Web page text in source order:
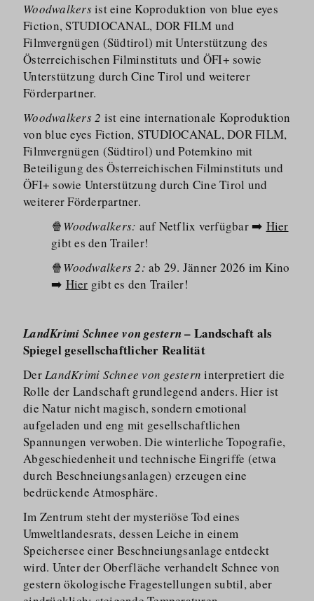
Woodwalkersist eine Koproduktion von blue eyes
Fiction, STUDIOCANAL, DOR FILM und
Filmvergnügen (Südtirol) mit Unterstützung des
Österreichischen Filminstituts und ÖFI+ sowie
Unterstützung durch Cine Tirol und weiterer
Förderpartner.
Woodwalkers 2 ist eine internationale Koproduktion
von blue eyes Fiction, STUDIOCANAL, DOR FILM,
Filmvergnügen (Südtirol) und Potemkino mit
Beteiligung des Österreichischen Filminstituts und
ÖFI+ sowie Unterstützung durch Cine Tirol und
weiterer Förderpartner.
🍿Woodwalkers: auf Netflix verfügbar ➡️ Hier
gibt es den Trailer!
🍿Woodwalkers 2: ab 29. Jänner 2026 im Kino
➡️ Hier gibt es den Trailer!
LandKrimi Schnee von gestern – Landschaft als
Spiegel gesellschaftlicher Realität
DerLandKrimi Schnee von gestern interpretiert die
Rolle der Landschaft grundlegend anders. Hier ist
die Natur nicht magisch, sondern emotional
aufgeladen und eng mit gesellschaftlichen
Spannungen verwoben. Die winterliche Topografie,
Abgeschiedenheit und technische Eingriffe (etwa
durch Beschnei­ungsanlagen) erzeugen eine
bedrückende Atmosphäre.
Im Zentrum steht der mysteriöse Tod eines
Umweltlandesrats, dessen Leiche in einem
Speichersee einer Beschnei­ungsanlage entdeckt
wird. Unter der Oberfläche verhandelt Schnee von
gestern ökologische Fragestellungen subtil, aber